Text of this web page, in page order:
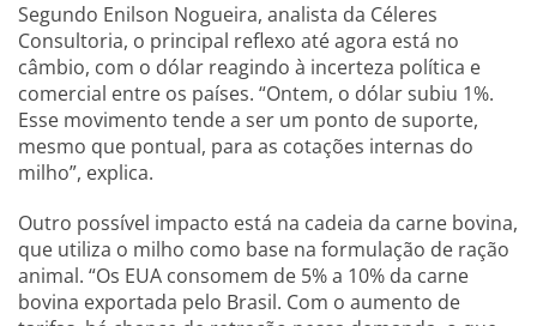
Segundo Enilson Nogueira, analista da Céleres
Consultoria, o principal reflexo até agora está no
câmbio, com o dólar reagindo à incerteza política e
comercial entre os países. “Ontem, o dólar subiu 1%.
Esse movimento tende a ser um ponto de suporte,
mesmo que pontual, para as cotações internas do
milho”, explica.
Outro possível impacto está na cadeia da carne bovina,
que utiliza o milho como base na formulação de ração
animal. “Os EUA consomem de 5% a 10% da carne
bovina exportada pelo Brasil. Com o aumento de